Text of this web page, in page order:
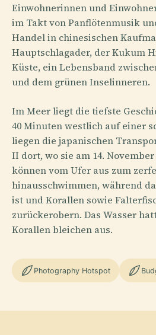
Einwohnerinnen und
im Takt von Panflötenmusik
Handel in chinesischen
Hauptschlagader, der Kukum
Küste, ein Lebensband
und dem grünen Inselinneren.
Im Meer liegt die tiefste
40 Minuten westlich auf einer
liegen die japanischen
II dort, wo sie am 14. November
können vom Ufer aus zum
hinausschwimmen, während
ist und Korallen sowie
zurückerobern. Das Wasser
Korallen bleichen aus.
Photography Hotspot